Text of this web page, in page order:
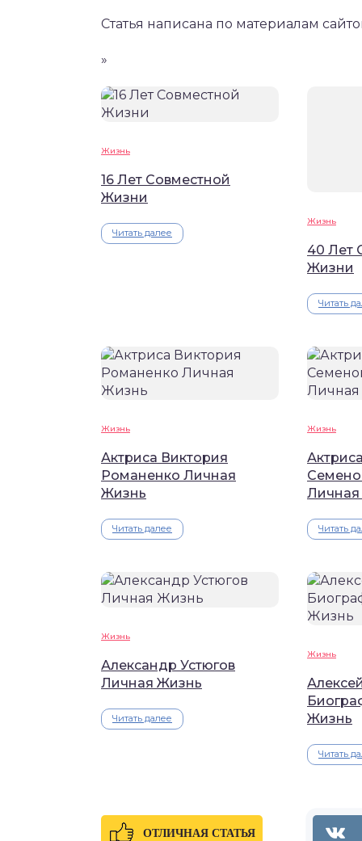
Статья написана по материалам
»
Жизнь
16 Лет Совместной
Жизни
Читать далее
Жизнь
40 Лет
Жизни
Читать
Жизнь
Актриса Виктория
Романенко Личная
Жизнь
Читать далее
Жизнь
Читать
Жизнь
Александр Устюгов
Личная Жизнь
Читать далее
Жизнь
Жизнь
Читать
ОТЛИЧНАЯ СТАТЬЯ